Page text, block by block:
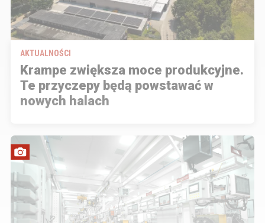
AKTUALNOŚCI
Krampe zwiększa moce produkcyjne.
Te przyczepy będą powstawać w
nowych halach